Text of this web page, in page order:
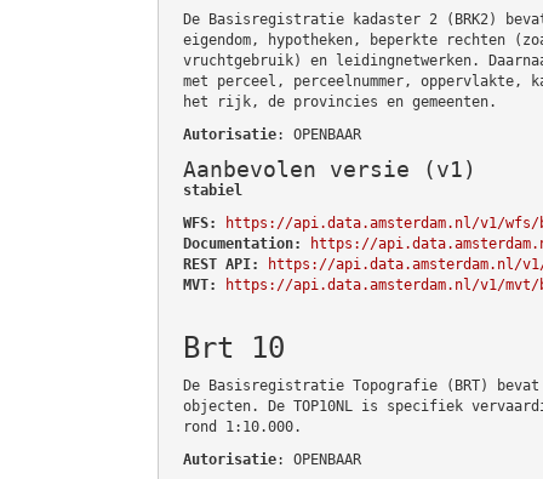
De Basisregistratie kadaster 2 (BRK2)
eigendom, hypotheken, beperkte rechten
vruchtgebruik) en leidingnetwerken.
met perceel, perceelnummer, oppervlakte,
het rijk, de provincies en gemeenten.
Autorisatie: OPENBAAR
Aanbevolen versie (v1)
stabiel
WFS:
https://api.data.amsterdam.nl/v1/wfs/
Documentation:
https://
REST API:
https://api.data.amsterdam.nl/
MVT:
https://api.data.amsterdam.nl/v1/mvt/
Brt 10
De Basisregistratie Topografie (BRT)
objecten. De TOP10NL is specifiek
rond 1:10.000.
Autorisatie: OPENBAAR